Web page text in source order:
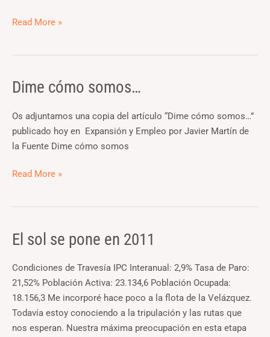
Read More »
Dime cómo somos…
Os adjuntamos una copia del artículo “Dime cómo somos…”
publicado hoy en Expansión y Empleo por Javier Martín de
la Fuente Dime cómo somos
Dime
somos…
Read More »
El sol se pone en 2011
Condiciones de Travesía IPC Interanual: 2,9% Tasa de Paro:
21,52% Población Activa: 23.134,6 Población Ocupada:
18.156,3 Me incorporé hace poco a la flota de la Velázquez.
Todavía estoy conociendo a la tripulación y las rutas que
nos esperan. Nuestra máxima preocupación en esta etapa
El
se
pone
en
2011